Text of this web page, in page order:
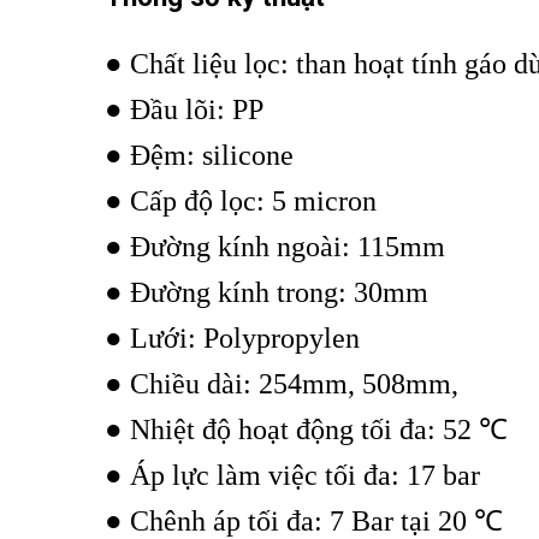
● Chất liệu lọc: than hoạt tính gáo
● Đầu lõi: PP
● Đệm: silicone
● Cấp độ lọc: 5 micron
● Đường kính ngoài: 115mm
● Đường kính trong: 30mm
● Lưới: Polypropylen
● Chiều dài: 254mm, 508mm,
● Nhiệt độ hoạt động tối đa: 52 ℃
● Áp lực làm việc tối đa: 17 bar
● Chênh áp tối đa: 7 Bar tại 20 ℃